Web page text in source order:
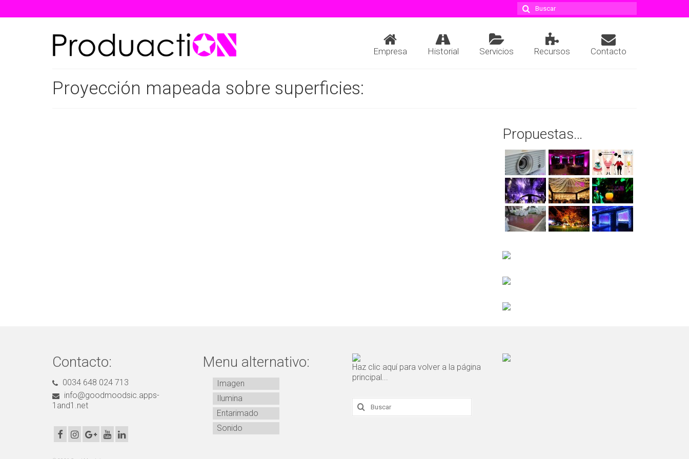
Buscar
por:
Empresa Historial Servicios Recursos Contacto
Proyección mapeada sobre superficies:
Propuestas…
Contacto:
0034 648 024 713
info@goodmoodsic.apps-
1and1.net
Menu alternativo:
Imagen
Ilumina
Entarimado
Sonido
Haz clic aquí para volver a la página
principal...
Buscar
por: